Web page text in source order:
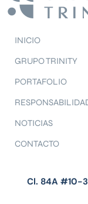
INICIO
GRUPO TRINITY
PORTAFOLIO
NOTICIAS
CONTACTO
Cl. 84A #10-